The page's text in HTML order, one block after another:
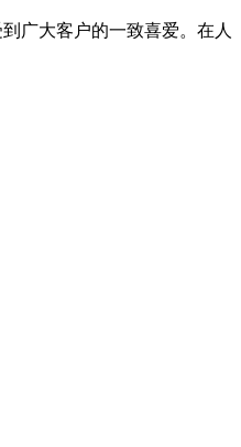
广大客户的一致喜爱。在人